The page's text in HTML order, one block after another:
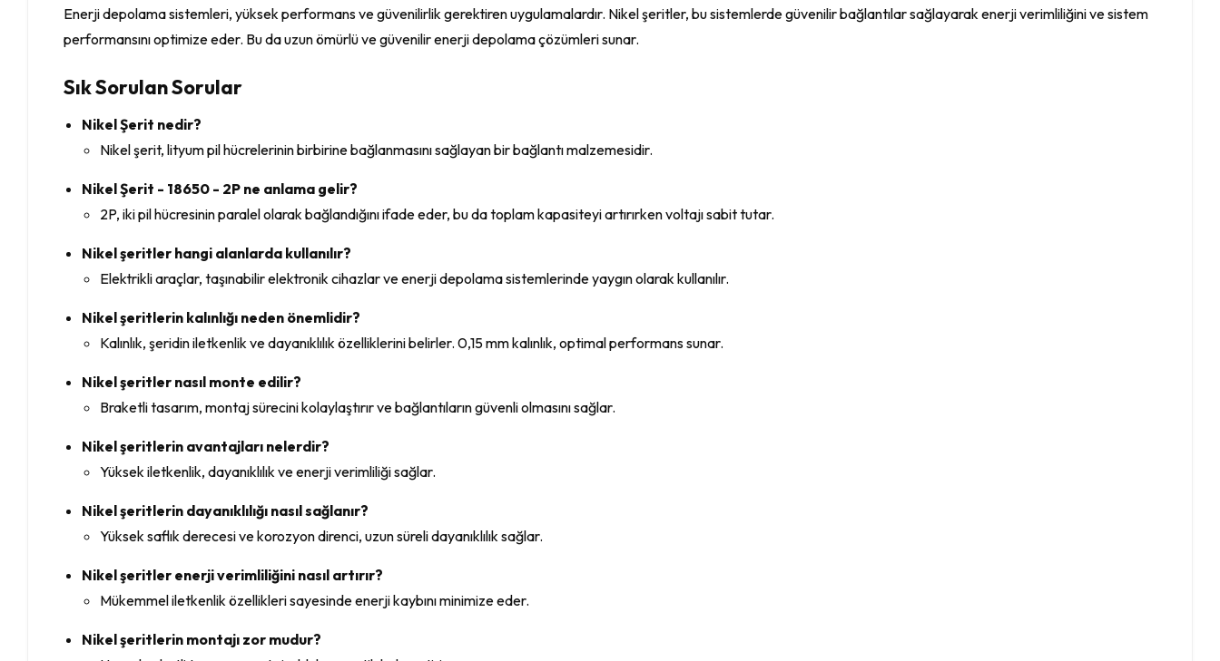
Enerji depolama sistemleri, yüksek performans ve güvenilirlik gerektiren uygulamalardır. Nikel şeritler, bu sistemlerde güvenilir bağlantılar sağlayarak enerji verimliliğini ve sistem
performansını optimize eder. Bu da uzun ömürlü ve güvenilir enerji depolama çözümleri sunar.
Sık Sorulan Sorular
Nikel Şerit nedir?
Nikel şerit, lityum pil hücrelerinin birbirine bağlanmasını sağlayan bir bağlantı malzemesidir.
Nikel Şerit - 18650 - 2P ne anlama gelir?
2P, iki pil hücresinin paralel olarak bağlandığını ifade eder, bu da toplam kapasiteyi artırırken voltajı sabit tutar.
Nikel şeritler hangi alanlarda kullanılır?
Elektrikli araçlar, taşınabilir elektronik cihazlar ve enerji depolama sistemlerinde yaygın olarak kullanılır.
Nikel şeritlerin kalınlığı neden önemlidir?
Kalınlık, şeridin iletkenlik ve dayanıklılık özelliklerini belirler. 0,15 mm kalınlık, optimal performans sunar.
Nikel şeritler nasıl monte edilir?
Braketli tasarım, montaj sürecini kolaylaştırır ve bağlantıların güvenli olmasını sağlar.
Nikel şeritlerin avantajları nelerdir?
Yüksek iletkenlik, dayanıklılık ve enerji verimliliği sağlar.
Nikel şeritlerin dayanıklılığı nasıl sağlanır?
Yüksek saflık derecesi ve korozyon direnci, uzun süreli dayanıklılık sağlar.
Nikel şeritler enerji verimliliğini nasıl artırır?
Mükemmel iletkenlik özellikleri sayesinde enerji kaybını minimize eder.
Nikel şeritlerin montajı zor mudur?